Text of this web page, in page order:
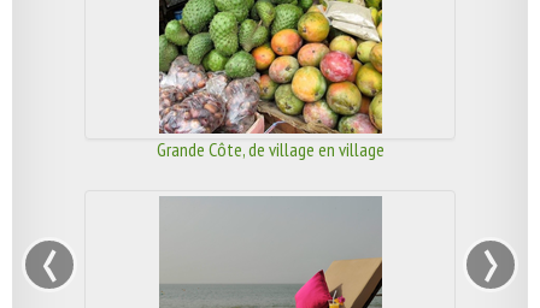
Grande Côte, de village en village
‹ ›